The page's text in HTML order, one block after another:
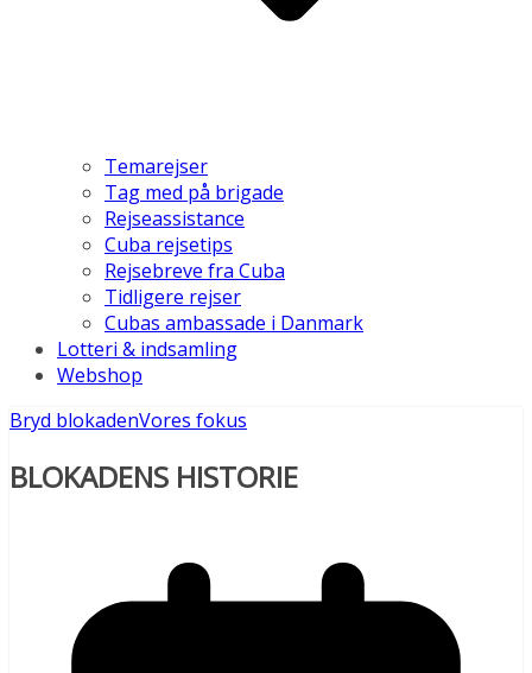
Temarejser
Tag med på brigade
Rejseassistance
Cuba rejsetips
Rejsebreve fra Cuba
Tidligere rejser
Cubas ambassade i Danmark
Lotteri & indsamling
Webshop
Bryd blokadenVores fokus
BLOKADENS HISTORIE